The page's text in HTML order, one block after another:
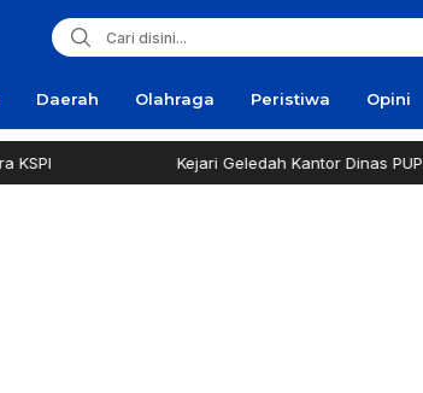
Daerah Olahraga Peristiwa Opini
Kejari Geledah Kantor Dinas PUPR Pamekasan